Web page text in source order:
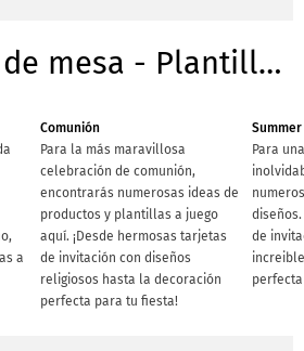
Expositores de mesa - Plantillas para ocasiones
a
Comunión
Para la más maravillosa
celebración de comunión,
encontrarás numerosas ideas de
productos y plantillas a juego
aquí. ¡Desde hermosas tarjetas
de invitación con diseños
religiosos hasta la decoración
perfecta para tu fiesta!
Para
de